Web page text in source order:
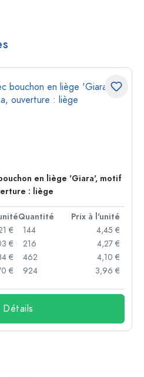
en liège 'Giara', motif
: liège
Quantité
Prix à l'unité
€
€
€
€
144
4,45 €
216
4,27 €
462
4,10 €
924
3,96 €
Détails